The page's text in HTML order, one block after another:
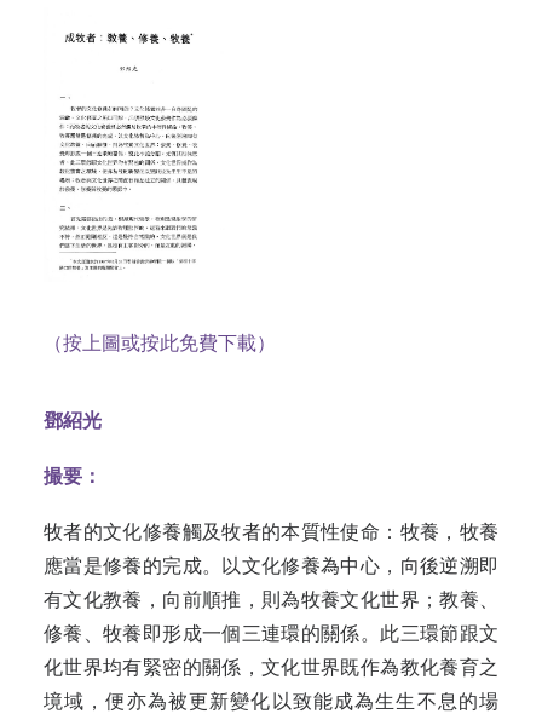
（按上圖或按此免費下載）
鄧紹光
撮要：
牧者的文化修養觸及牧者的本質性使命：牧養，牧養
應當是修養的完成。以文化修養為中心，向後逆溯即
有文化教養，向前順推，則為牧養文化世界；教養、
修養、牧養即形成一個三連環的關係。此三環節跟文
化世界均有緊密的關係，文化世界既作為教化養育之
境域，便亦為被更新變化以致能成為生生不息的場